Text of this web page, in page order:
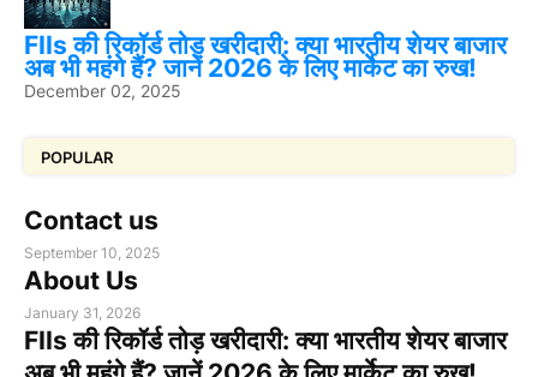
FIIs की रिकॉर्ड तोड़ खरीदारी: क्या भारतीय शेयर बाजार
अब भी महंगे हैं? जानें 2026 के लिए मार्केट का रुख!
December 02, 2025
POPULAR
Contact us
September 10, 2025
About Us
January 31, 2026
FIIs की रिकॉर्ड तोड़ खरीदारी: क्या भारतीय शेयर बाजार